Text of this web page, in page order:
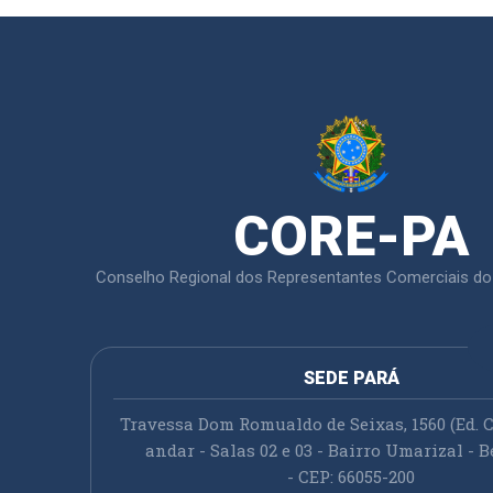
CORE-PA
Conselho Regional dos Representantes Comerciais
SEDE PARÁ
Travessa Dom Romualdo de Seixas, 1560 (Ed.
andar - Salas 02 e 03 - Bairro Umarizal -
- CEP: 66055-200